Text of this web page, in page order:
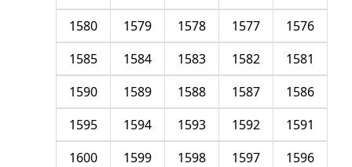
1576
1577
1578
1579
1580
1581
1582
1583
1584
1585
1586
1587
1588
1589
1590
1591
1592
1593
1594
1595
1596
1597
1598
1599
1600